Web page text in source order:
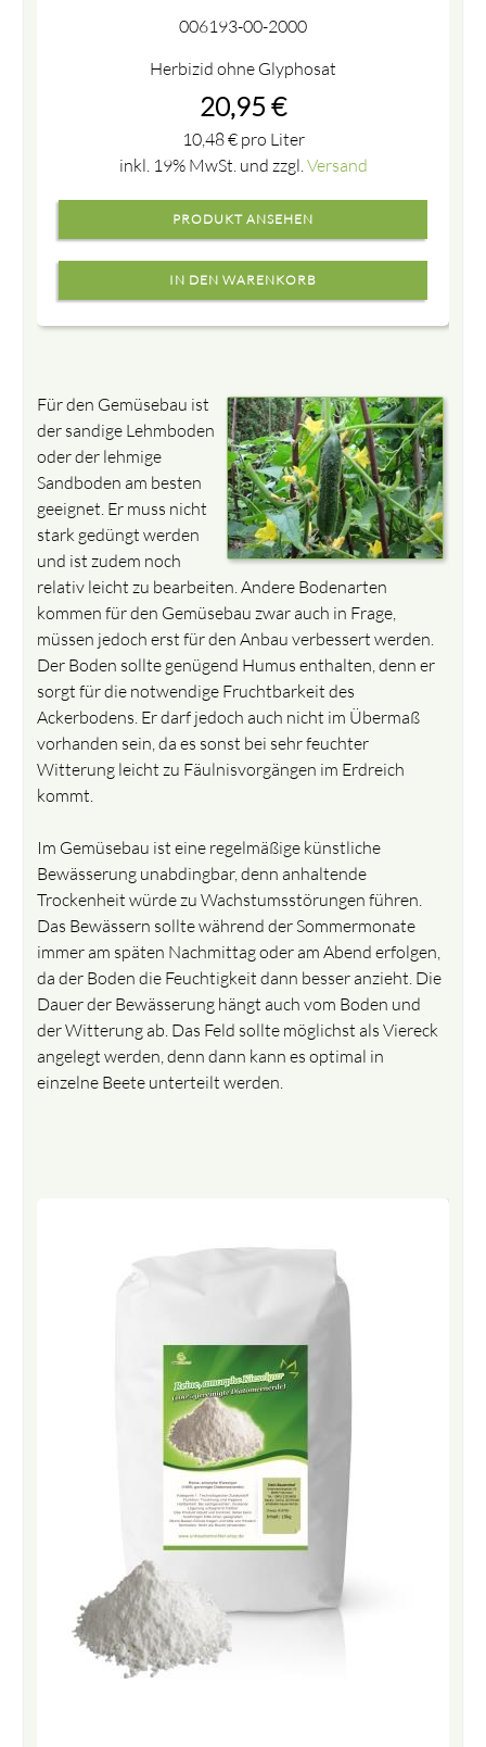
006193-00-2000
Herbizid ohne Glyphosat
20,95 €
10,48€pro Liter
inkl. 19% MwSt. und zzgl. Versand
PRODUKT ANSEHEN
Für den Gemüsebau ist
der sandige Lehmboden
oder der lehmige
Sandboden am besten
geeignet. Er muss nicht
stark gedüngt werden
und ist zudem noch
relativ leicht zu bearbeiten. Andere Bodenarten
kommen für den Gemüsebau zwar auch in Frage,
müssen jedoch erst für den Anbau verbessert werden.
Der Boden sollte genügend Humus enthalten, denn er
sorgt für die notwendige Fruchtbarkeit des
Ackerbodens. Er darf jedoch auch nicht im Übermaß
vorhanden sein, da es sonst bei sehr feuchter
Witterung leicht zu Fäulnisvorgängen im Erdreich
kommt.
Im Gemüsebau ist eine regelmäßige künstliche
Bewässerung unabdingbar, denn anhaltende
Trockenheit würde zu Wachstumsstörungen führen.
Das Bewässern sollte während der Sommermonate
immer am späten Nachmittag oder am Abend erfolgen,
da der Boden die Feuchtigkeit dann besser anzieht. Die
Dauer der Bewässerung hängt auch vom Boden und
der Witterung ab. Das Feld sollte möglichst als Viereck
angelegt werden, denn dann kann es optimal in
einzelne Beete unterteilt werden.